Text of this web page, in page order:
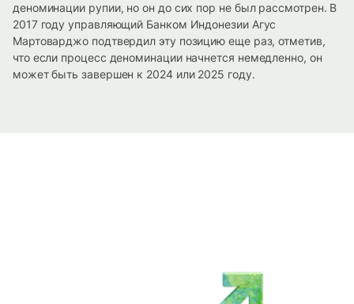
деноминации рупии, но он до сих пор не был рассмотрен. В
2017 году управляющий Банком Индонезии Агус
Мартоварджо подтвердил эту позицию еще раз, отметив,
что если процесс деноминации начнется немедленно, он
может быть завершен к 2024 или 2025 году.